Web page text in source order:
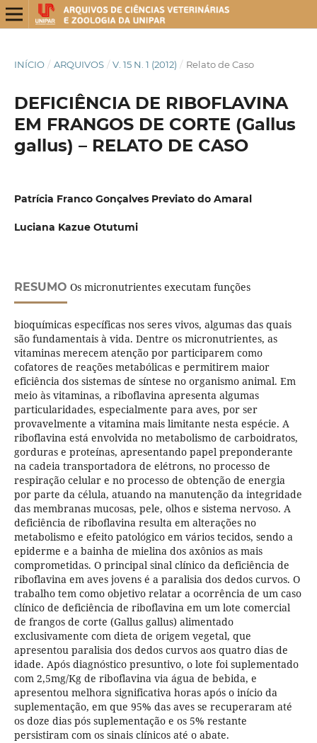
INÍCIO / ARQUIVOS / V. 15 N. 1 (2012) / Relato de Caso
DEFICIÊNCIA DE RIBOFLAVINA
EM FRANGOS DE CORTE (Gallus
gallus) – RELATO DE CASO
Patrícia Franco Gonçalves Previato do Amaral
Luciana Kazue Otutumi
RESUMO Os micronutrientes executam funções
bioquímicas específicas nos seres vivos, algumas das quais
são fundamentais à vida. Dentre os micronutrientes, as
vitaminas merecem atenção por participarem como
cofatores de reações metabólicas e permitirem maior
eficiência dos sistemas de síntese no organismo animal. Em
meio às vitaminas, a riboflavina apresenta algumas
particularidades, especialmente para aves, por ser
provavelmente a vitamina mais limitante nesta espécie. A
riboflavina está envolvida no metabolismo de carboidratos,
gorduras e proteínas, apresentando papel preponderante
na cadeia transportadora de elétrons, no processo de
respiração celular e no processo de obtenção de energia
por parte da célula, atuando na manutenção da integridade
das membranas mucosas, pele, olhos e sistema nervoso. A
deficiência de riboflavina resulta em alterações no
metabolismo e efeito patológico em vários tecidos, sendo a
epiderme e a bainha de mielina dos axônios as mais
comprometidas. O principal sinal clínico da deficiência de
riboflavina em aves jovens é a paralisia dos dedos curvos. O
trabalho tem como objetivo relatar a ocorrência de um caso
clínico de deficiência de riboflavina em um lote comercial
de frangos de corte (Gallus gallus) alimentado
exclusivamente com dieta de origem vegetal, que
apresentou paralisia dos dedos curvos aos quatro dias de
idade. Após diagnóstico presuntivo, o lote foi suplementado
com 2,5mg/Kg de riboflavina via água de bebida, e
apresentou melhora significativa horas após o início da
suplementação, em que 95% das aves se recuperaram até
os doze dias pós suplementação e os 5% restante
persistiram com os sinais clínicos até o abate.